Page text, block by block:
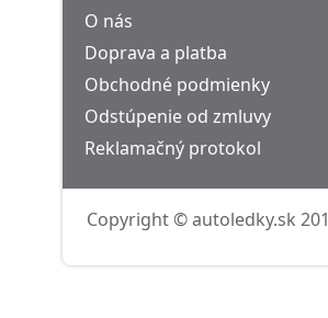
O nás
Doprava a platba
Obchodné podmienky
Odstúpenie od zmluvy
Reklamačný protokol
Copyright © autoledky.sk